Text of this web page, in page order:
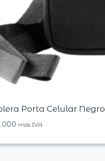
Porta Celular Negro
más IVA